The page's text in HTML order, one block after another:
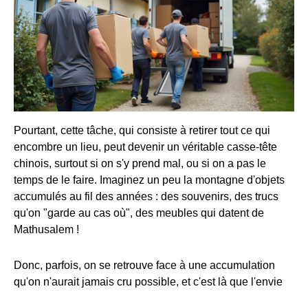
Pourtant, cette tâche, qui consiste à retirer tout ce qui
encombre un lieu, peut devenir un véritable casse-tête
chinois, surtout si on s'y prend mal, ou si on a pas le
temps de le faire. Imaginez un peu la montagne d'objets
accumulés au fil des années : des souvenirs, des trucs
qu'on "garde au cas où", des meubles qui datent de
Mathusalem !
Donc, parfois, on se retrouve face à une accumulation
qu'on n'aurait jamais cru possible, et c'est là que l'envie